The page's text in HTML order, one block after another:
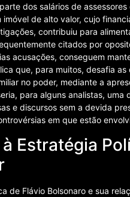
dos salários de
imóvel de alto valor, cujo
contribuiu para
citados por
acusações, conseguem
que, para muitos, desafia
no poder, mediante a
para alguns analistas,
e discursos sem a devida
em que estão
Estratégia
de Flávio Bolsonaro e sua